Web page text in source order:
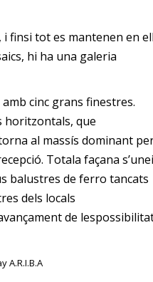
finsi tot es mantenen en
hi ha una galeria
cinc grans finestres.
horitzontals, que
al massís dominant
Totala façana
balustres de ferro tancats
dels locals
de
A.R.I.B.A